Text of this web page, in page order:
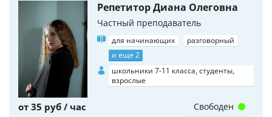
Репетитор Диана Олеговна
Частный преподаватель
для начинающих
разговорный
и еще 2
школьники 7-11 класса, студенты,
взрослые
от 35 руб / час Свободен